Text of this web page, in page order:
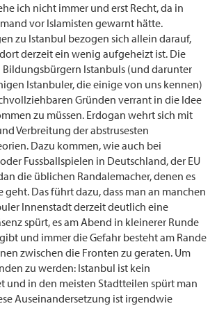
ich nicht immer und erst Recht, da in
vor Islamisten gewarnt hätte.
zu Istanbul bezogen sich allein darauf,
derzeit ein wenig aufgeheizt ist. Die
Bildungsbürgern Istanbuls (und darunter
Istanbuler, die einige von uns kennen)
Gründen verrant in die Idee
zu müssen. Erdogan wehrt sich mit
Verbreitung der abstrusesten
Dazu kommen, wie auch bei
Fussballspielen in Deutschland, der EU
die üblichen Randalemacher, denen es
geht. Das führt dazu, dass man an manchen
Innenstadt derzeit deutlich eine
spürt, es am Abend in kleinerer Runde
und immer die Gefahr besteht am Rande
zwischen die Fronten zu geraten. Um
zu werden: Istanbul ist kein
und in den meisten Stadtteilen spürt man
Auseinandersetzung ist irgendwie